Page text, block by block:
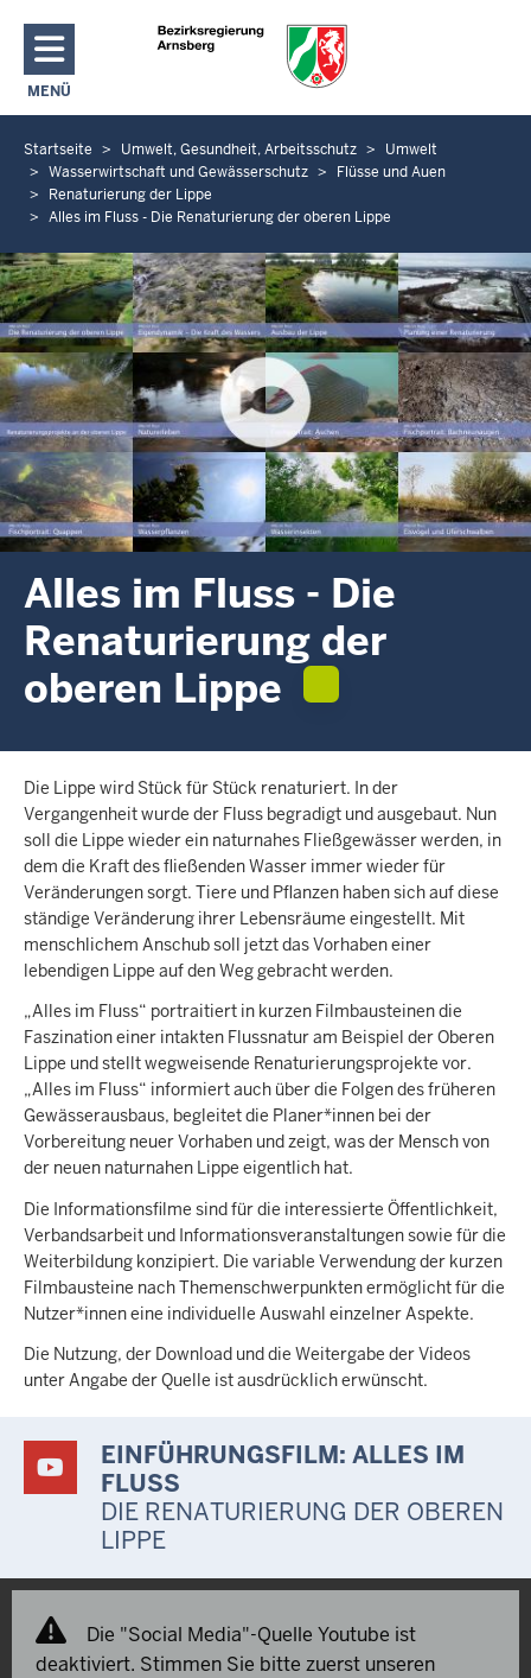
Direkt zum Inhalt
MENÜ
NAVIGATION AKTIVIEREN/DEAKTIVIEREN: HAUPTMENÜ
S
e
e
f
i
n
d
e
n
s
i
c
h
i
e
r
Startseite Umwelt, Gesundheit, Arbeitsschutz
Umwelt
Wasserwirtschaft und Gewässerschutz
Flüsse und Auen
Renaturierung der Lippe
Alles im Fluss - Die Renaturierung der oberen Lippe
Alles im Fluss - Die
Renaturierung der
oberen Lippe
Die Lippe wird Stück für Stück renaturiert. In der
Vergangenheit wurde der Fluss begradigt und ausgebaut. Nun
soll die Lippe wieder ein naturnahes Fließgewässer werden, in
dem die Kraft des fließenden Wasser immer wieder für
Veränderungen sorgt. Tiere und Pflanzen haben sich auf diese
ständige Veränderung ihrer Lebensräume eingestellt. Mit
menschlichem Anschub soll jetzt das Vorhaben einer
lebendigen Lippe auf den Weg gebracht werden.
„Alles im Fluss“ portraitiert in kurzen Filmbausteinen die
Faszination einer intakten Flussnatur am Beispiel der Oberen
Lippe und stellt wegweisende Renaturierungsprojekte vor.
„Alles im Fluss“ informiert auch über die Folgen des früheren
Gewässerausbaus, begleitet die Planer*innen bei der
Vorbereitung neuer Vorhaben und zeigt, was der Mensch von
der neuen naturnahen Lippe eigentlich hat.
Die Informationsfilme sind für die interessierte Öffentlichkeit,
Verbandsarbeit und Informationsveranstaltungen sowie für die
Weiterbildung konzipiert. Die variable Verwendung der kurzen
Filmbausteine nach Themenschwerpunkten ermöglicht für die
Nutzer*innen eine individuelle Auswahl einzelner Aspekte.
Die Nutzung, der Download und die Weitergabe der Videos
unter Angabe der Quelle ist ausdrücklich erwünscht.
EINFÜHRUNGSFILM: ALLES IM
FLUSS
DIE RENATURIERUNG DER OBEREN
LIPPE
Die "Social Media"-Quelle Youtube ist
deaktiviert. Stimmen Sie bitte zuerst unseren